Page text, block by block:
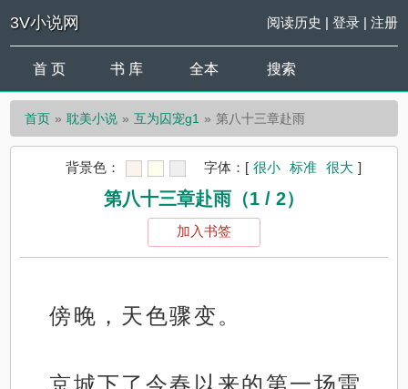
3V小说网 阅读历史 | 登录| 注册
首 页 书 库 全本 搜索
首页 耽美小说 互为囚宠g1 第八十三章赴雨
背景色： 字体： [ 很小 标准 很大 ]
第八十三章赴雨（1 / 2）
加入书签
傍晚，天色骤变。
京城下了今春以来的第一场雷